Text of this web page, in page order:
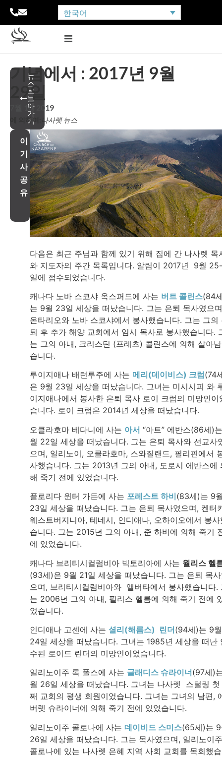
한국어
뉴
스
로
돌
아
가
기
기념에서 : 2017년 9월
29일
7월 10, 2019
에 의하여: 나사렛 뉴스
이
기
사
공
유
다음은 최근 주님과 함께 있기 위해 집에 간 나사렛 목
와 지도자의 주간 목록입니다. 알림이 2017년 9월
일에 접수되었습니다.
캐나다 노바 스코샤 옥스퍼드에 사는 버트 콜린스(84
는 9월 23일 세상을 떠났습니다. 그는 은퇴 목사였으
온타리오와 노바 스코샤에서 봉사했습니다. 그는 그의
퇴 후 추가 해양 교회에서 임시 목사로 봉사했습니다.
는 그의 아내, 크리스틴 (프레츠) 콜린스에 의해 살아
습니다.
루이지애나 배턴루주에 사는 메리(데이비스) 크럼(74
은 9월 23일 세상을 떠났습니다. 그녀는 미시시피 와
이지애나에서 봉사한 은퇴 목사 로이 크럼의 미망인이
습니다. 로이 크럼은 2014년 세상을 떠났습니다.
오클라호마 베다니에 사는 아서 “아트” 에반스(86세)
월 22일 세상을 떠났습니다. 그는 은퇴 목사와 선교사
으며, 일리노이, 오클라호마, 스와질랜드, 필리핀에서
사했습니다. 그는 2013년 그의 아내, 도로시 에반스에
해 죽기 전에 있었습니다.
플로리다 윈터 가든에 사는 포레스트 하비(83세)는 9
23일 세상을 떠났습니다. 그는 은퇴 목사였으며, 켄터
웨스트버지니아, 테네시, 인디애나, 오하이오에서 봉사
습니다. 그는 2015년 그의 아내, 준 하비에 의해 죽기
에 있었습니다.
캐나다 브리티시컬럼비아 빅토리아에 사는 월리스 헬
(93세)은 9월 21일 세상을 떠났습니다. 그는 은퇴 목
으며, 브리티시컬럼비아와 앨버타에서 봉사했습니다.
는 2006년 그의 아내, 필리스 헬름에 의해 죽기 전에
었습니다.
인디애나 고센에 사는 셜리(해름스) 린더(94세)는 9월
24일 세상을 떠났습니다. 그녀는 1985년 세상을 떠난
수된 로이드 린더의 미망인이었습니다.
일리노이주 록 폴스에 사는 글래디스 슈라이너(97세)
월 26일 세상을 떠났습니다. 그녀는 나사렛 스털링 첫
째 교회의 평생 회원이었습니다. 그녀는 그녀의 남편,
버렛 슈라이너에 의해 죽기 전에 있었습니다.
일리노이주 콜로나에 사는 데이비드 스미스(65세)는
26일 세상을 떠났습니다. 그는 목사였으며, 일리노이주
콜로나에 있는 나사렛 은혜 지역 사회 교회를 목회했